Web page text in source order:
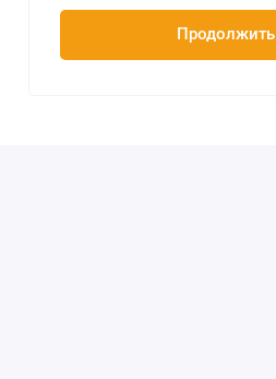
Продолжить